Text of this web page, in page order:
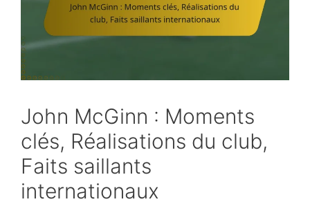
John McGinn : Moments
clés, Réalisations du club,
Faits saillants
internationaux